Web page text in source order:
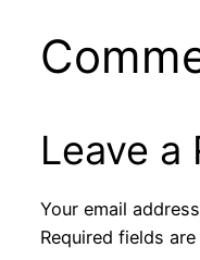
Leave a
Your email
Required fields